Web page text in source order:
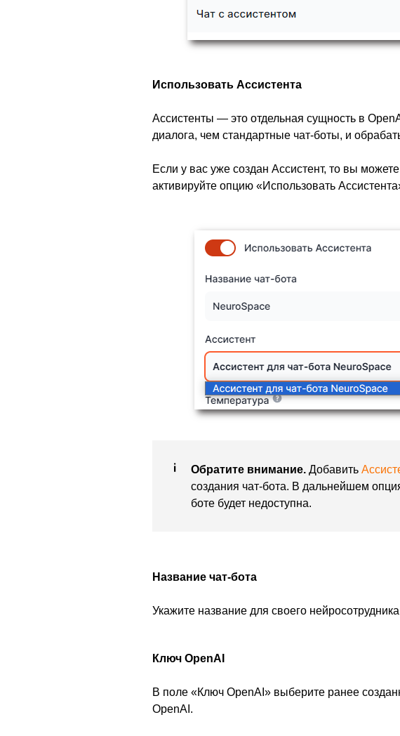
Использовать Ассистента
Ассистенты — это отдельная сущность в
диалога, чем стандартные чат-боты, и
Если у вас уже создан Ассистент, то вы
активируйте опцию «Использовать
Обратите внимание. Добавить
создания чат-бота. В дальнейшем
боте будет недоступна.
Название чат-бота
Укажите название для своего
Ключ OpenAI
В поле «Ключ OpenAI» выберите ранее
OpenAI.